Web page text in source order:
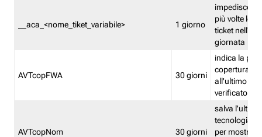
__aca_<nome_tiket_variabile> 1 giorno
impedisce di
più volte lo
ticket
giornata
AVTcopFWA 30 giorni
indica la
copertura
all'ultimo
verificato
AVTcopNom 30 giorni
salva l'ultima
tecnologia
per